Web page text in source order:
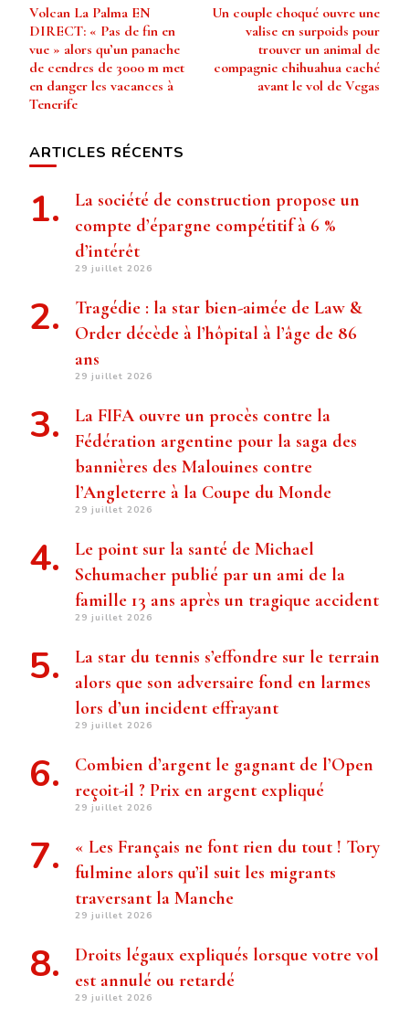
d’article
Volcan La Palma EN
DIRECT: « Pas de fin en
vue » alors qu’un panache
de cendres de 3000 m met
en danger les vacances à
Tenerife
Un couple choqué ouvre une
valise en surpoids pour
trouver un animal de
compagnie chihuahua caché
avant le vol de Vegas
ARTICLES RÉCENTS
La société de construction propose un
compte d’épargne compétitif à 6 %
d’intérêt
29 juillet 2026
Tragédie : la star bien-aimée de Law &
Order décède à l’hôpital à l’âge de 86
ans
29 juillet 2026
La FIFA ouvre un procès contre la
Fédération argentine pour la saga des
bannières des Malouines contre
l’Angleterre à la Coupe du Monde
29 juillet 2026
Le point sur la santé de Michael
Schumacher publié par un ami de la
famille 13 ans après un tragique accident
29 juillet 2026
La star du tennis s’effondre sur le terrain
alors que son adversaire fond en larmes
lors d’un incident effrayant
29 juillet 2026
Combien d’argent le gagnant de l’Open
reçoit-il ? Prix ​​en argent expliqué
29 juillet 2026
« Les Français ne font rien du tout ! Tory
fulmine alors qu’il suit les migrants
traversant la Manche
29 juillet 2026
Droits légaux expliqués lorsque votre vol
est annulé ou retardé
29 juillet 2026